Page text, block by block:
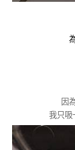
因
我只吸